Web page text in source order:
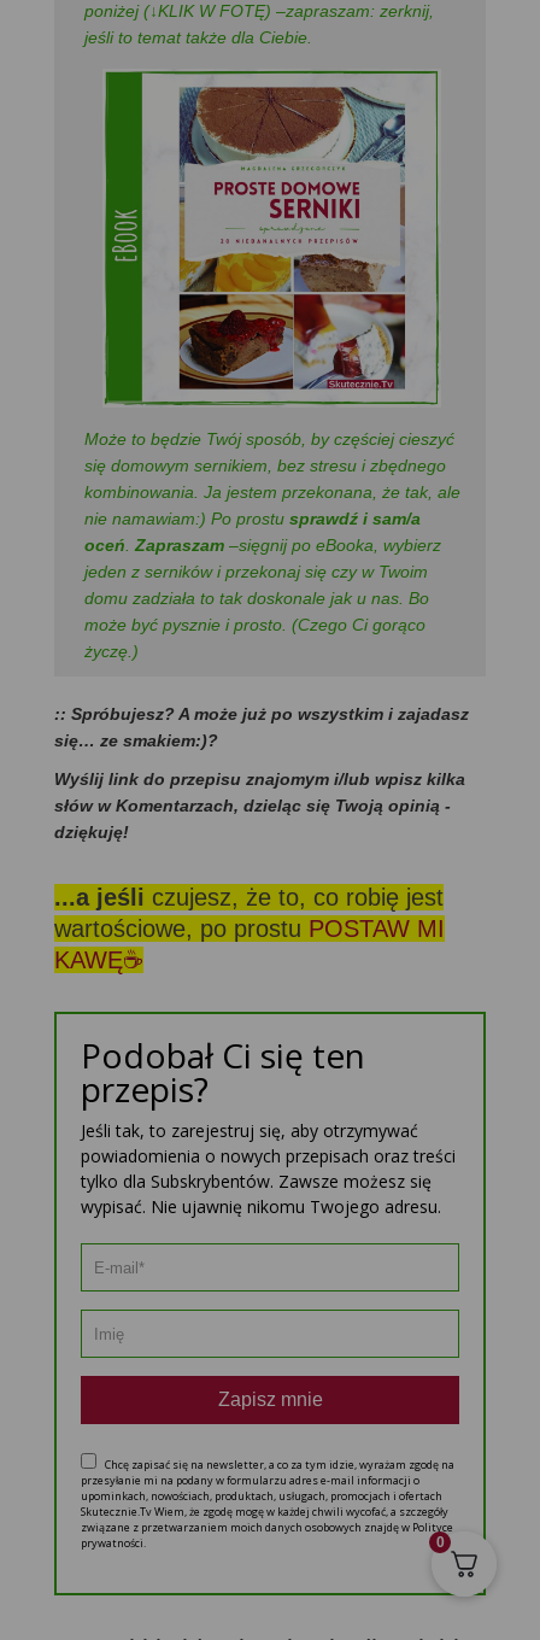
poniżej (↓KLIK W FOTĘ) –zapraszam: zerknij,
jeśli to temat także dla Ciebie.
Może to będzie Twój sposób, by częściej cieszyć
się domowym sernikiem, bez stresu i zbędnego
kombinowania. Ja jestem przekonana, że tak, ale
nie namawiam:) Po prostu sprawdź i sam/a
oceń.Zapraszam –sięgnij po eBooka, wybierz
jeden z serników i przekonaj się czy w Twoim
domu zadziała to tak doskonale jak u nas. Bo
może być pysznie i prosto. (Czego Ci gorąco
życzę.)
:: Spróbujesz? A może już po wszystkim i zajadasz
się… ze smakiem:)?
Wyślij link do przepisu znajomym i/lub wpisz kilka
słów w Komentarzach, dzieląc się Twoją opinią -
dziękuję!
...a jeśli czujesz, że to, co robię jest
wartościowe, po prostu POSTAW MI
KAWĘ☕
Podobał Ci się ten
przepis?
Jeśli tak, to zarejestruj się, aby otrzymywać
powiadomienia o nowych przepisach oraz treści
tylko dla Subskrybentów. Zawsze możesz się
wypisać. Nie ujawnię nikomu Twojego adresu.
Zapisz mnie
Chcę zapisać się na newsletter, a co za tym idzie, wyrażam zgodę na
przesyłanie mi na podany w formularzu adres e-mail informacji o
upominkach, nowościach, produktach, usługach, promocjach i ofertach
Skutecznie.Tv Wiem, że zgodę mogę w każdej chwili wycofać, a szczegóły
związane z przetwarzaniem moich danych osobowych znajdę w Polityce
prywatności.
0